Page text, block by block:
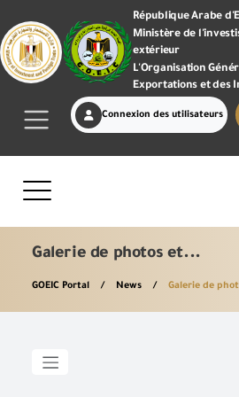
République Arabe
Ministère de
extérieur
L'Organisation
Exportations et des
Connexion des utilisateurs
Galerie de photos et...
GOEIC Portal News Galerie de